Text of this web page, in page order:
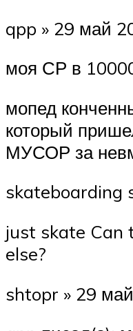
qpp » 29 май
моя СР в
мопед
который
МУСОР за
skateboarding
just skate Can
else?
shtopr » 29